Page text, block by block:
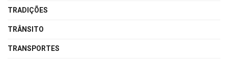
TRADIÇÕES
TRÂNSITO
TRANSPORTES